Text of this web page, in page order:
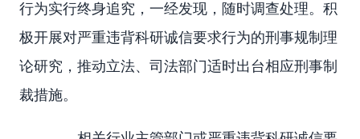
行为实行终身追究，一经发现，随时调查处理。积
极开展对严重违背科研诚信要求行为的刑事规制理
论研究，推动立法、司法部门适时出台相应刑事制
裁措施。